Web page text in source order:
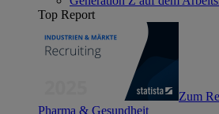
Top Report
Zum
Pharma & Gesundheit